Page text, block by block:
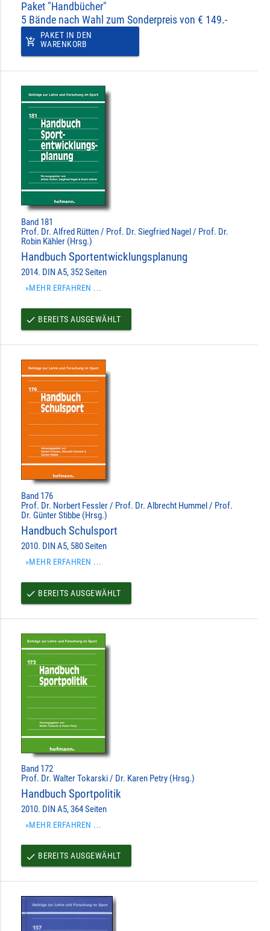
Paket "Handbücher"
5 Bände nach Wahl zum Sonderpreis von € 149.-
add_shopping_cart
PAKET IN DEN
WARENKORB
Band 181
Prof. Dr. Alfred Rütten / Prof. Dr. Siegfried Nagel / Prof. Dr.
Robin Kähler (Hrsg.)
Handbuch Sportentwicklungsplanung
2014. DIN A5, 352 Seiten
»MEHR ERFAHREN ...
done BEREITS AUSGEWÄHLT
Band 176
Prof. Dr. Norbert Fessler / Prof. Dr. Albrecht Hummel / Prof.
Dr. Günter Stibbe (Hrsg.)
Handbuch Schulsport
2010. DIN A5, 580 Seiten
»MEHR ERFAHREN ...
done BEREITS AUSGEWÄHLT
Band 172
Prof. Dr. Walter Tokarski / Dr. Karen Petry (Hrsg.)
Handbuch Sportpolitik
2010. DIN A5, 364 Seiten
»MEHR ERFAHREN ...
done BEREITS AUSGEWÄHLT